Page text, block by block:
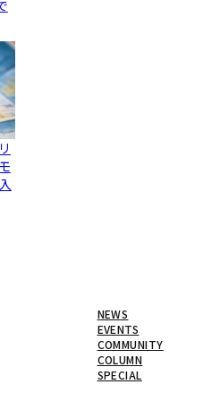
NEWS
EVENTS
COMMUNITY
COLUMN
SPECIAL